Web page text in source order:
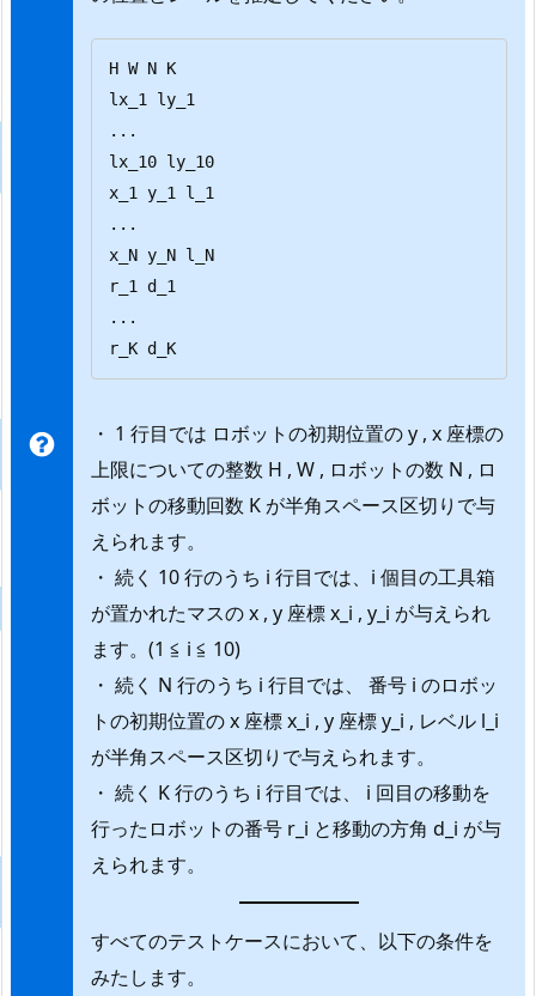
H W N K
lx_1 ly_1
...
lx_10 ly_10
x_1 y_1 l_1
...
x_N y_N l_N
r_1 d_1
...
r_K d_K
・ 1 行目では ロボットの初期位置の y , x 座標の
上限についての整数 H , W , ロボットの数 N , ロ
ボットの移動回数 K が半角スペース区切りで与
えられます。
・ 続く 10 行のうち i 行目では、i 個目の工具箱
が置かれたマスの x , y 座標 x_i , y_i が与えられ
ます。(1 ≦ i ≦ 10)
・ 続く N 行のうち i 行目では、 番号 i のロボッ
トの初期位置の x 座標 x_i , y 座標 y_i , レベル l_i
が半角スペース区切りで与えられます。
・ 続く K 行のうち i 行目では、 i 回目の移動を
行ったロボットの番号 r_i と移動の方角 d_i が与
えられます。
すべてのテストケースにおいて、以下の条件を
みたします。